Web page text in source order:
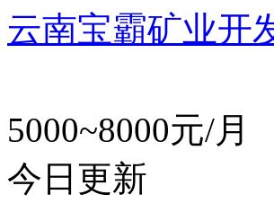
云南宝霸矿业开
5000~8000元/月
今日更新